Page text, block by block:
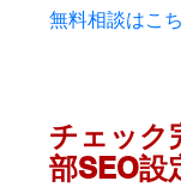
無料相談はこ
チェック
部SEO設